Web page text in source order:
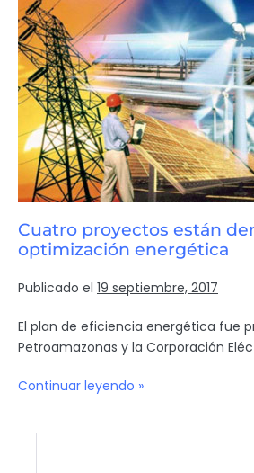
Cuatro proyectos están
optimización energética
Publicado el 19 septiembre, 2017
El plan de eficiencia energética fue
Petroamazonas y la Corporación
Continuar leyendo »